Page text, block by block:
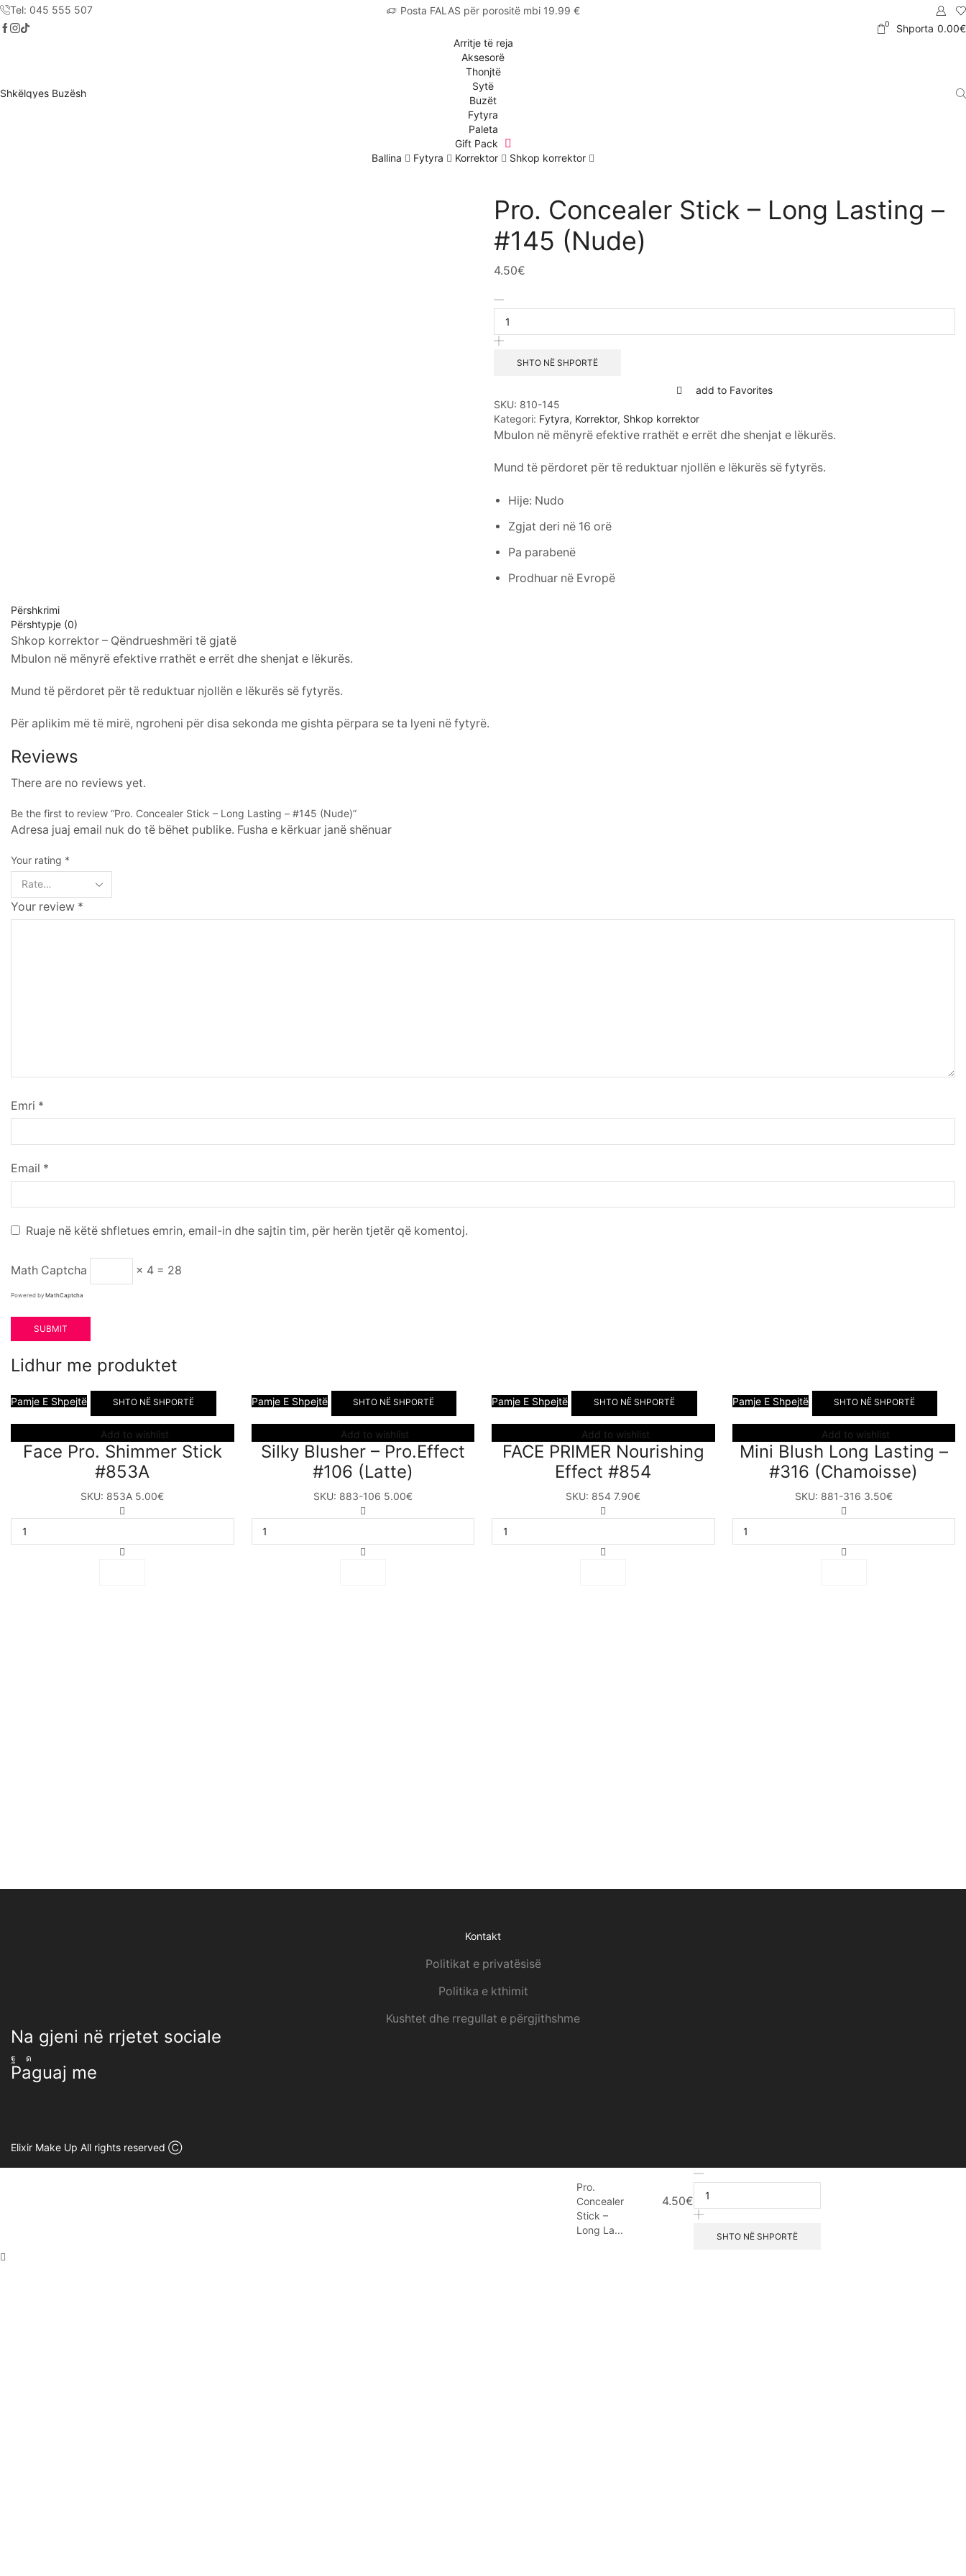
Tel: 045 555 507 Posta FALAS për porositë mbi 19.99 €
0 Shporta 0.00€
Shkëlqyes Buzësh
Arritje të reja
Aksesorë
Thonjtë
Sytë
Buzët
Fytyra
Paleta
Gift Pack
Ballina
Fytyra Korrektor Shkop korrektor
Pro. Concealer Stick – Long Lasting –
#145 (Nude)
4.50€
Pro.
Stick
–
Long
#145
(Nude)
sasia
SHTO NË SHPORTË
add to Favorites
SKU: 810-145
Kategori: Fytyra, Korrektor, Shkop korrektor
Mbulon në mënyrë efektive rrathët e errët dhe shenjat e lëkurës.
Mund të përdoret për të reduktuar njollën e lëkurës së fytyrës.
Hije: Nudo
Zgjat deri në 16 orë
Pa parabenë
Prodhuar në Evropë
Përshkrimi
Përshtypje (0)
Shkop korrektor – Qëndrueshmëri të gjatë
Mbulon në mënyrë efektive rrathët e errët dhe shenjat e lëkurës.
Mund të përdoret për të reduktuar njollën e lëkurës së fytyrës.
Për aplikim më të mirë, ngroheni për disa sekonda me gishta përpara se ta lyeni në fytyrë.
Reviews
There are no reviews yet.
Be the first to review “Pro. Concealer Stick – Long Lasting – #145 (Nude)”
Adresa juaj email nuk do të bëhet publike. Fusha e kërkuar janë shënuar
Your rating *
Your review *
Emri *
Email *
Ruaje në këtë shfletues emrin, email-in dhe sajtin tim, për herën tjetër që komentoj.
Math Captcha × 4 = 28
Powered by MathCaptcha
Lidhur me produktet
Pamje E Shpejtë SHTO NË SHPORTË
Add to wishlist
Face Pro. Shimmer Stick
#853A
SKU: 853A 5.00€
Pamje E Shpejtë SHTO NË SHPORTË
Add to wishlist
Silky Blusher – Pro.Effect
#106 (Latte)
SKU: 883-106 5.00€
Silky
Pro.Effect
Pamje E Shpejtë SHTO NË SHPORTË
Add to wishlist
FACE PRIMER Nourishing
Effect #854
SKU: 854 7.90€
Pamje E Shpejtë SHTO NË SHPORTË
Add to wishlist
Mini Blush Long Lasting –
#316 (Chamoisse)
SKU: 881-316 3.50€
Mini
Lasting
Kontakt
Politikat e privatësisë
Politika e kthimit
Kushtet dhe rregullat e përgjithshme
Na gjeni në rrjetet sociale
Facebook
Instagram
Paguaj me
Elixir Make Up All rights reserved Ⓒ
Pro.
Concealer
Stick –
Long La...
4.50€
Pro.
Stick
–
LongSHTO NË SHPORTË